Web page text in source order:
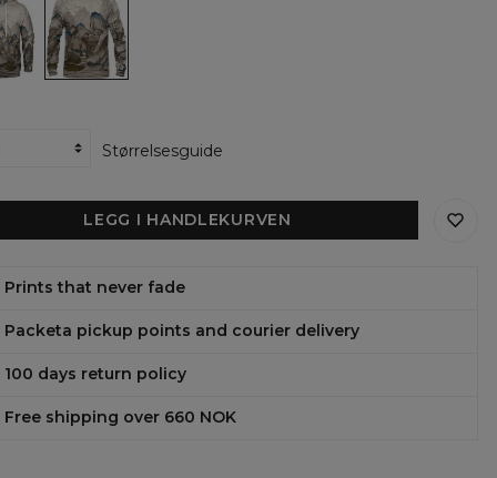
the
lines
womens
sweatshirt
Størrelsesguide
LEGG I HANDLEKURVEN
Prints that never fade
Packeta pickup points and courier delivery
100 days return policy
Free shipping over 660 NOK